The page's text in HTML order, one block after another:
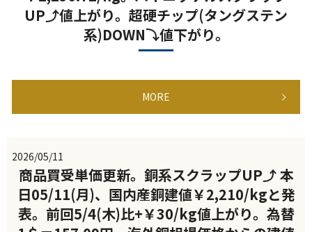
UP⤴値上がり。超硬チップ(タングステン
系)DOWN⤵値下がり。
MORE
2026/05/11
商品買受単価更新。銅系スクラップUP⤴ 本
日05/11(月)、国内産銅建値￥2,210/kgと発
表。前回5/4(木)比+￥30/kg値上がり。為替